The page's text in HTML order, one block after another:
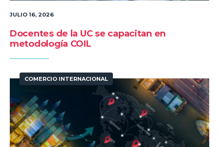
JULIO 16, 2026
Docentes de la UC se capacitan en
metodología COIL
COMERCIO INTERNACIONAL